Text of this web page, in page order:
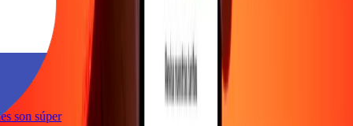
son súper